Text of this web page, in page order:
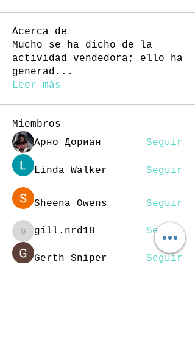
Acerca de
Mucho se ha dicho de la
actividad vendedora; ello ha
generad ...
Leer más
Miembros
Арно Дориан
Seguir
Linda Walker Seguir
Sheena Owens Seguir
gill.nrd18
gill.nrd18 Seguir
Gerth Sniper Seguir